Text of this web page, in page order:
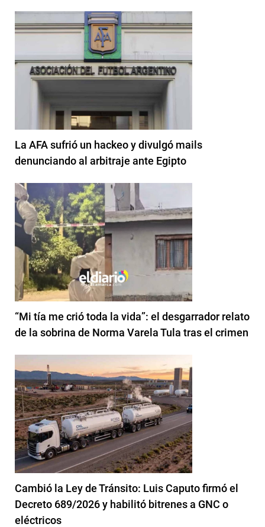
La AFA sufrió un hackeo y divulgó mails
denunciando al arbitraje ante Egipto
“Mi tía me crió toda la vida”: el desgarrador relato
de la sobrina de Norma Varela Tula tras el crimen
Cambió la Ley de Tránsito: Luis Caputo firmó el
Decreto 689/2026 y habilitó bitrenes a GNC o
eléctricos